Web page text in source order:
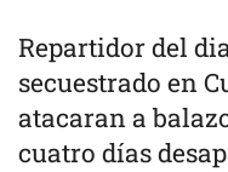
Repartidor del
secuestrado en
atacaran a
cuatro días